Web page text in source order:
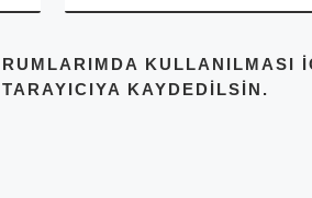
KULLANILMASI
KAYDEDILSIN.